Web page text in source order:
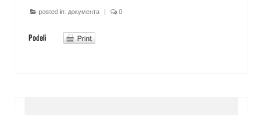
posted in: документа | 0